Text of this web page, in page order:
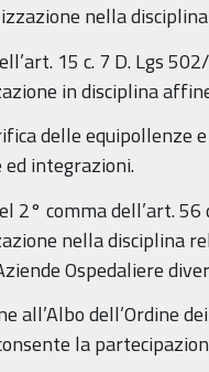
nella
15 c. 7 D. Lgs
in disciplina
delle
ed integrazioni.
2° comma dell’art.
nella disciplina
Ospedaliere
all’Albo dell’Ordine
la